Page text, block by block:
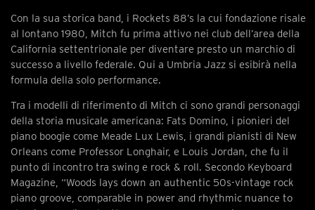
Con la sua storica band, i Rockets 88’s la cui fondazione risale
al lontano 1980, Mitch fu prima attivo nei club dell’area della
California settentrionale per diventare presto un marchio di
successo a livello federale. Qui a Umbria Jazz si esibirà nella
formula della solo performance.
Tra i modelli di riferimento di Mitch ci sono grandi personaggi
della storia musicale americana: Fats Domino, i pionieri del
piano boogie come Meade Lux Lewis, i grandi pianisti di New
Orleans come Professor Longhair, e Louis Jordan, che fu il
punto di incontro tra swing e rock & roll. Secondo Keyboard
Magazine, “Woods lays down an authentic 50s-vintage rock
piano groove, comparable in power and rhythmic nuance to